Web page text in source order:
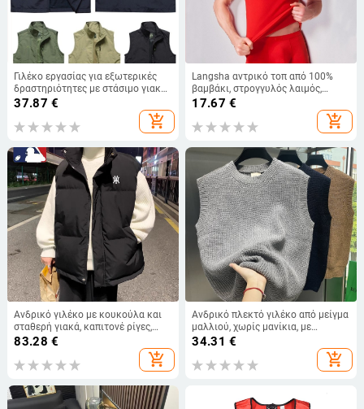
Γιλέκο εργασίας για εξωτερικές
δραστηριότητες με στάσιμο γιακά,
φερμουάρ μπροστά, εκτύπωση
λογότυπου και τρισδιάστατη
τσέπη τύπου πατς
37.87 €
add_shopping_cart
Langsha αντρικό τοπ από 100%
βαμβάκι, στρογγυλός λαιμός,
μίνιμαλιστικό στυλ, κόκκινο
17.67 €
add_shopping_cart
Ανδρικό γιλέκο με κουκούλα και
σταθερή γιακά, καπιτονέ ρίγες,
εξωτερικό corduroy, κύριο υλικό:
83.28 €
add_shopping_cart
Ανδρικό πλεκτό γιλέκο από μείγμα
μαλλιού, χωρίς μανίκια, με
στρογγυλό γιακά, στενή γραμμή,
34.31 €
add_shopping_cart